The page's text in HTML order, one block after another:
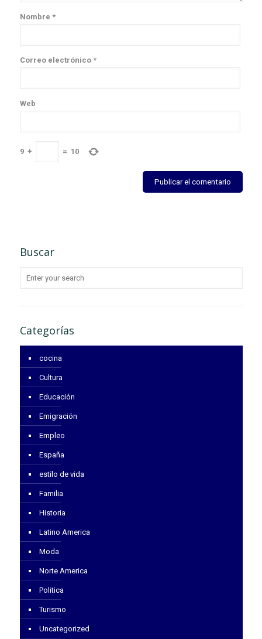
Nombre *
Correo electrónico *
Web
9 + = 10
Buscar
Categorías
cocina
Cultura
Educación
Emigración
Empleo
España
estilo de vida
Familia
Historia
Latino America
Moda
Norte America
Politica
Turismo
Uncategorized